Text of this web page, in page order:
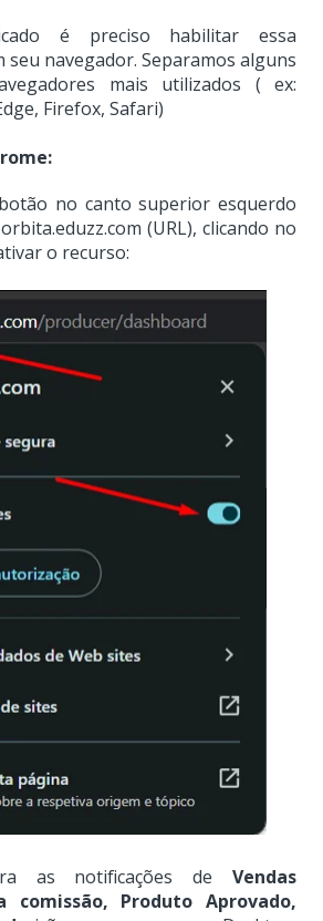
é preciso habilitar essa
seu navegador. Separamos alguns
mais utilizados ( ex:
Firefox, Safari)
no canto superior esquerdo
(URL), clicando no
o recurso:
as notificações deVendas
comissão, Produto Aprovado,